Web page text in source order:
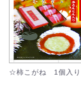
☆柿こがね 1個入り